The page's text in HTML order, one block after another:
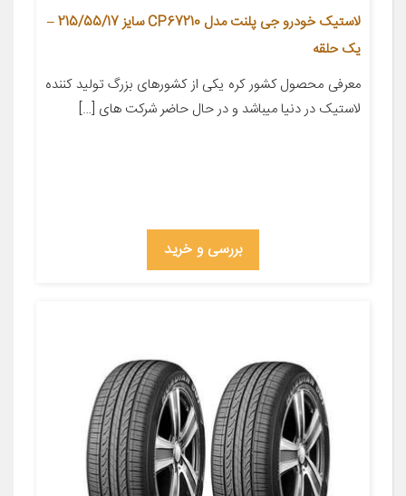
لاستیک خودرو جی پلنت مدل CP67210 سایز 215/55/17 –
یک حلقه
معرفی محصول کشور کره یکی از کشورهای بزرگ تولید کننده
لاستیک در دنیا میباشد و در حال حاضر شرکت های […]
بررسی و خرید